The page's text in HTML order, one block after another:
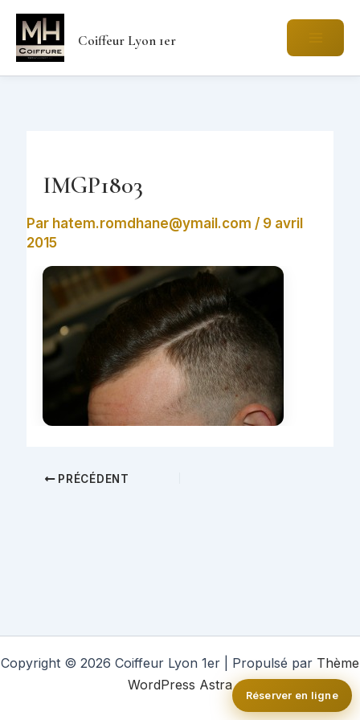
Aller
contenu
Coiffeur Lyon 1er
IMGP1803
Par hatem.romdhane@ymail.com/ 9 avril
2015
PRÉCÉDENT
Copyright © 2026 Coiffeur Lyon 1er | Propulsé par Thème
WordPress Astra
Réserver en ligne